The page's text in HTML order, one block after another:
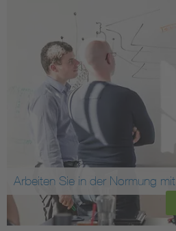
Arbeiten Sie in der Normung mit